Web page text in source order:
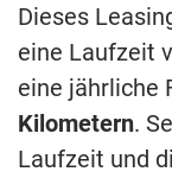
Dieses
eine Laufzeit
eine jährliche
Kilometern.
Laufzeit und